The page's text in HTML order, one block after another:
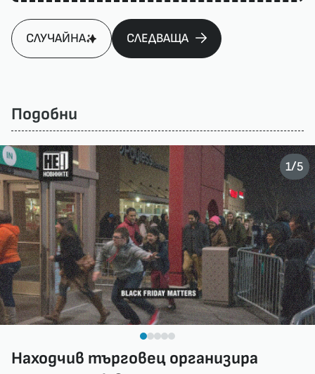
СЛУЧАЙНА СЛЕДВАЩА
Подобни
Находчив търговец организира
1/5